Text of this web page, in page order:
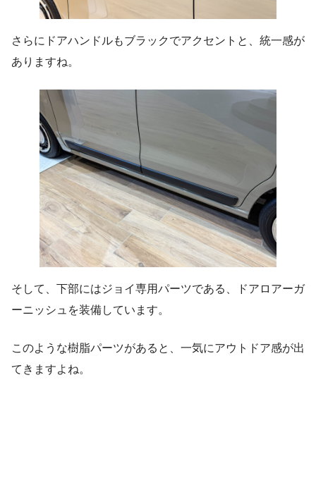
さらにドアハンドルもブラックでアクセントと、統一感が
ありますね。
そして、下部にはジョイ専用パーツである、ドアロアーガ
ーニッシュを装備しています。
このような樹脂パーツがあると、一気にアウトドア感が出
てきますよね。